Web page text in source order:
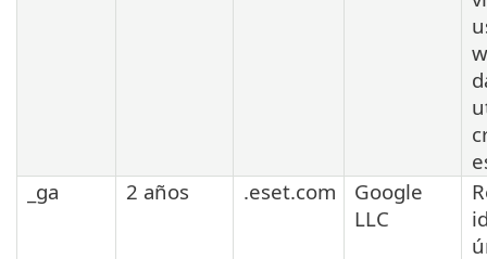
_ga
2 años .eset.com
Google
LLC